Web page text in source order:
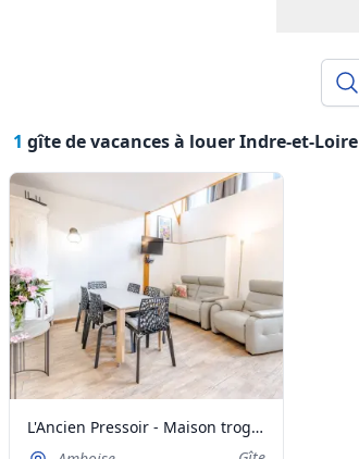
1 gîte de vacances à louer Indre-et-
L'Ancien Pressoir - Maison troglodyte à Amboise